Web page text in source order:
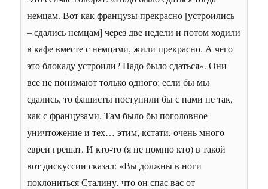
немцам. Вот как французы прекрасно [устроились
– сдались немцам] через две недели и потом ходили
в кафе вместе с немцами, жили прекрасно. А чего
это блокаду устроили? Надо было сдаться». Они
все не понимают только одного: если бы мы
сдались, то фашисты поступили бы с нами не так,
как с французами. Там было бы поголовное
уничтожение и тех… этим, кстати, очень много
евреи грешат. И кто-то (я не помню кто) в такой
вот дискуссии сказал: «Вы должны в ноги
поклониться Сталину, что он спас вас от